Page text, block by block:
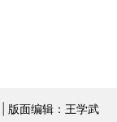
版面编辑：王学武